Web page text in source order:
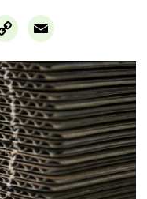
Copy
Link
Email